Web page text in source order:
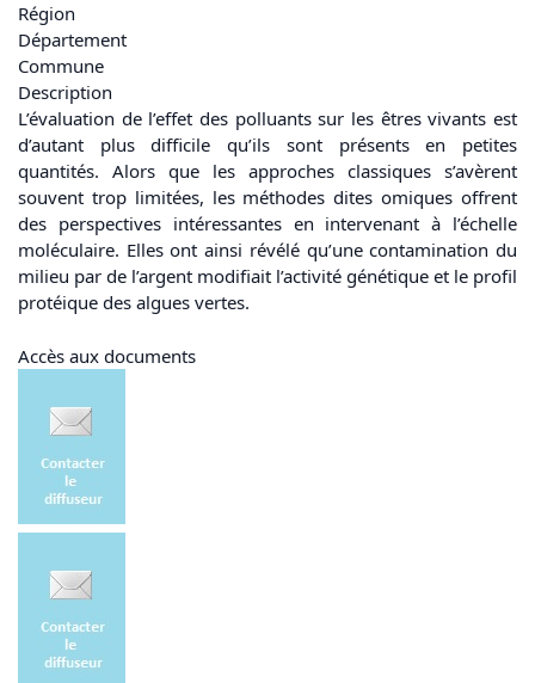
Région
Département
Commune
Description
L’évaluation de l’effet des polluants sur les êtres vivants est
d’autant plus difficile qu’ils sont présents en petites
quantités. Alors que les approches classiques s’avèrent
souvent trop limitées, les méthodes dites omiques offrent
des perspectives intéressantes en intervenant à l’échelle
moléculaire. Elles ont ainsi révélé qu’une contamination du
milieu par de l’argent modifiait l’activité génétique et le profil
protéique des algues vertes.
Accès aux documents